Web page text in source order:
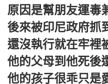
原因是幫朋友運毒
後來被印尼政府抓
還沒執行就在牢裡
他的父母到他死後
他的孩子很乖只是